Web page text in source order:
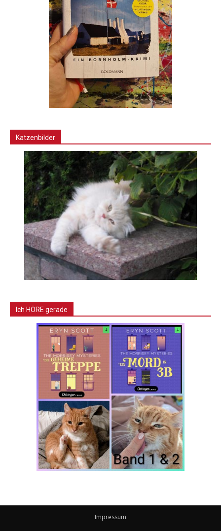
Katzenbilder
Ich HÖRE gerade
Impressum